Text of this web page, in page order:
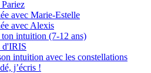
avec Marie-Estelle
avec Alexis
ton intuition (7-12 ans)
d'IRIS
intuition avec les constellations
j’écris !